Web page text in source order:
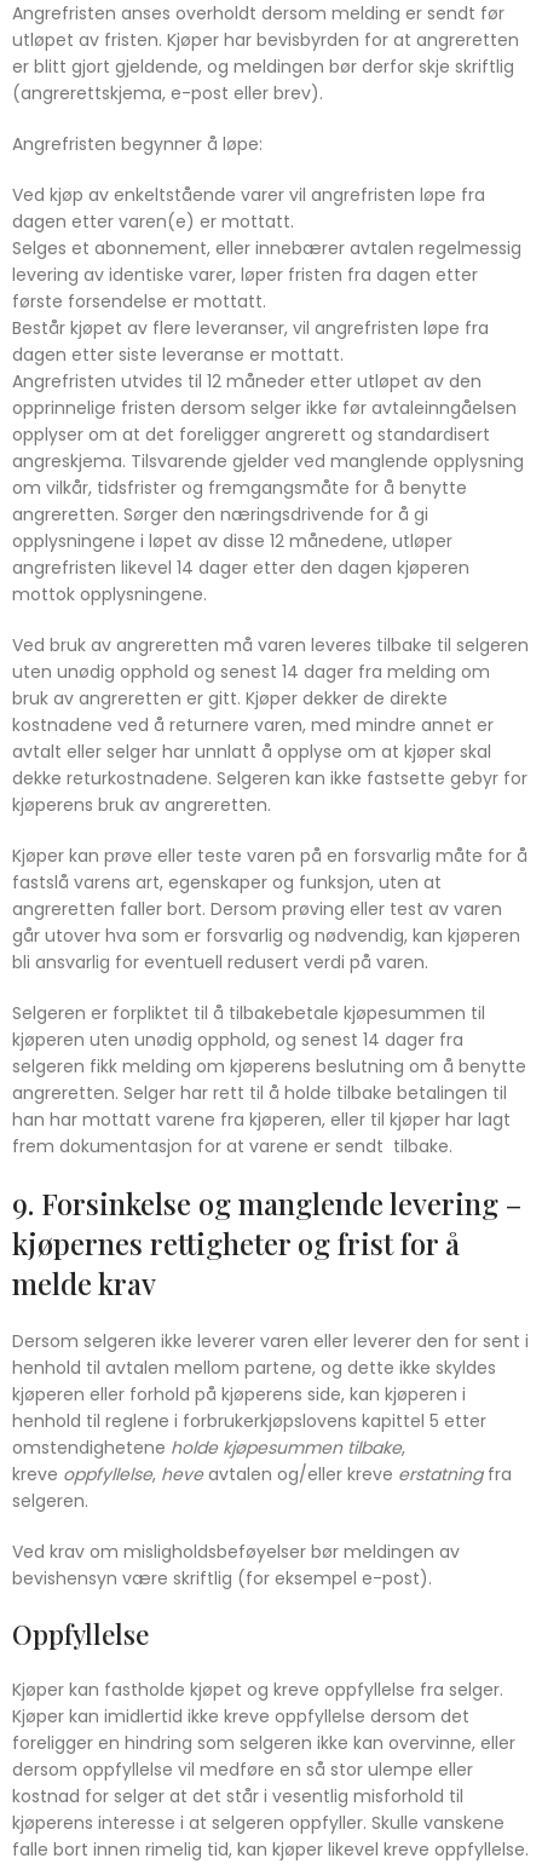
Angrefristen anses overholdt dersom melding er sendt før
utløpet av fristen. Kjøper har bevisbyrden for at angreretten
er blitt gjort gjeldende, og meldingen bør derfor skje skriftlig
(angrerettskjema, e-post eller brev).
Angrefristen begynner å løpe:
Ved kjøp av enkeltstående varer vil angrefristen løpe fra
dagen etter varen(e) er mottatt.
Selges et abonnement, eller innebærer avtalen regelmessig
levering av identiske varer, løper fristen fra dagen etter
første forsendelse er mottatt.
Består kjøpet av flere leveranser, vil angrefristen løpe fra
dagen etter siste leveranse er mottatt.
Angrefristen utvides til 12 måneder etter utløpet av den
opprinnelige fristen dersom selger ikke før avtaleinngåelsen
opplyser om at det foreligger angrerett og standardisert
angreskjema. Tilsvarende gjelder ved manglende opplysning
om vilkår, tidsfrister og fremgangsmåte for å benytte
angreretten. Sørger den næringsdrivende for å gi
opplysningene i løpet av disse 12 månedene, utløper
angrefristen likevel 14 dager etter den dagen kjøperen
mottok opplysningene.
Ved bruk av angreretten må varen leveres tilbake til selgeren
uten unødig opphold og senest 14 dager fra melding om
bruk av angreretten er gitt. Kjøper dekker de direkte
kostnadene ved å returnere varen, med mindre annet er
avtalt eller selger har unnlatt å opplyse om at kjøper skal
dekke returkostnadene. Selgeren kan ikke fastsette gebyr for
kjøperens bruk av angreretten.
Kjøper kan prøve eller teste varen på en forsvarlig måte for å
fastslå varens art, egenskaper og funksjon, uten at
angreretten faller bort. Dersom prøving eller test av varen
går utover hva som er forsvarlig og nødvendig, kan kjøperen
bli ansvarlig for eventuell redusert verdi på varen.
Selgeren er forpliktet til å tilbakebetale kjøpesummen til
kjøperen uten unødig opphold, og senest 14 dager fra
selgeren fikk melding om kjøperens beslutning om å benytte
angreretten. Selger har rett til å holde tilbake betalingen til
han har mottatt varene fra kjøperen, eller til kjøper har lagt
frem dokumentasjon for at varene er sendt tilbake.
9. Forsinkelse og manglende levering –
kjøpernes rettigheter og frist for å
melde krav
Dersom selgeren ikke leverer varen eller leverer den for sent i
henhold til avtalen mellom partene, og dette ikke skyldes
kjøperen eller forhold på kjøperens side, kan kjøperen i
henhold til reglene i forbrukerkjøpslovens kapittel 5 etter
omstendighetene holde kjøpesummen tilbake,
kreve oppfyllelse, heveavtalen og/eller kreve erstatning fra
selgeren.
Ved krav om misligholdsbeføyelser bør meldingen av
bevishensyn være skriftlig (for eksempel e-post).
Oppfyllelse
Kjøper kan fastholde kjøpet og kreve oppfyllelse fra selger.
Kjøper kan imidlertid ikke kreve oppfyllelse dersom det
foreligger en hindring som selgeren ikke kan overvinne, eller
dersom oppfyllelse vil medføre en så stor ulempe eller
kostnad for selger at det står i vesentlig misforhold til
kjøperens interesse i at selgeren oppfyller. Skulle vanskene
falle bort innen rimelig tid, kan kjøper likevel kreve oppfyllelse.